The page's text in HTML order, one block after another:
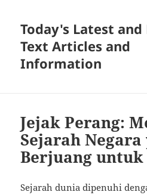
Today's Latest and
Text Articles and
Information
Jejak Perang:
Sejarah Negara
Berjuang untuk
Sejarah dunia dipenuhi